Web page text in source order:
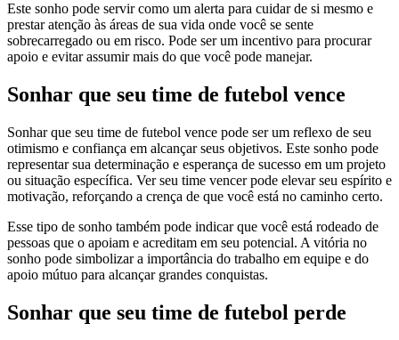
Este sonho pode servir como um alerta para cuidar de si mesmo e
prestar atenção às áreas de sua vida onde você se sente
sobrecarregado ou em risco. Pode ser um incentivo para procurar
apoio e evitar assumir mais do que você pode manejar.
Sonhar que seu time de futebol vence
Sonhar que seu time de futebol vence pode ser um reflexo de seu
otimismo e confiança em alcançar seus objetivos. Este sonho pode
representar sua determinação e esperança de sucesso em um projeto
ou situação específica. Ver seu time vencer pode elevar seu espírito e
motivação, reforçando a crença de que você está no caminho certo.
Esse tipo de sonho também pode indicar que você está rodeado de
pessoas que o apoiam e acreditam em seu potencial. A vitória no
sonho pode simbolizar a importância do trabalho em equipe e do
apoio mútuo para alcançar grandes conquistas.
Sonhar que seu time de futebol perde